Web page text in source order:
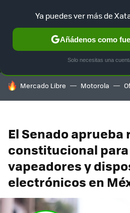
MENÚ
GAMING HOME
HOY SE HABLA DE
Mercado Libre Motorola
El Senado aprueba
constitucional
vapeadores y
electrónicos en
Ya puedes ver más de
Añádenos como
Solo necesitas una